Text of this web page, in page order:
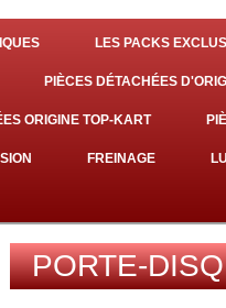
LES PACKS
PIÈCES DÉTACHÉES
ORIGINE TOP-KART
FREINAGE
PORTE-